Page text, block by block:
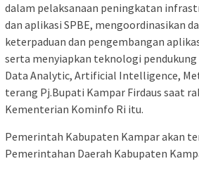
dalam pelaksanaan peningkatan
dan aplikasi SPBE, mengoordinasikan
keterpaduan dan pengembangan
serta menyiapkan teknologi
Data Analytic, Artificial Intelligence,
terang Pj.Bupati Kampar Firdaus saat
Kementerian Kominfo Ri itu.
Pemerintah Kabupaten Kampar akan
Pemerintahan Daerah Kabupaten